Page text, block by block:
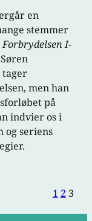
en
stemmer
Forbrydelsen I-
tager
men han
på
indvier os i
og seriens
1 2 3